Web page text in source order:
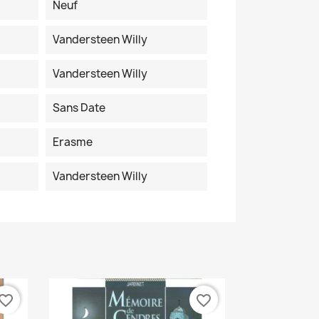
Neuf
Vandersteen Willy
Vandersteen Willy
Sans Date
Erasme
Vandersteen Willy
favorite_border